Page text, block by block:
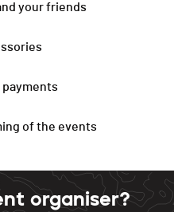
your friends
payments
of the events
organiser?